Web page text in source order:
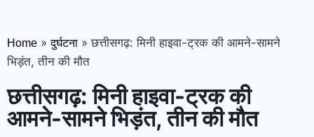
मार डाला साधु-संतों ने किया बड़ा एलान, मथुरा में
श्रीकृष्ण जन्मभूमि पर छह दिसंबर को होगी कारसेवा
Home » दुर्घटना » छत्तीसगढ़: मिनी हाइवा-ट्रक की आमने-सामने
भिड़ंत, तीन की मौत
छत्तीसगढ़: मिनी हाइवा-ट्रक की
आमने-सामने भिड़ंत, तीन की मौत